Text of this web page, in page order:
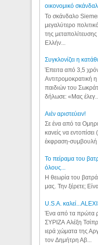
οικονομικό
Το σκάνδαλο
μεγαλύτερο
της
Ελλήν...
Συγκλονίζει η
Έπειτα από 3,5
Αντιτρομοκρατική
παιδιών του
δήλωσε: «Μας έλεγ...
Aιέν αριστεύειν!
Σε ένα από τα
κανείς να
έκφραση-συμβουλή
Το πείραμα του
όλους...
Η θεωρία του
μας. Την ξέρετε;
U.S.A.
Ένα από τα πρώτα
ΣΥΡΙΖΑ Αλέξη
ιερά χώματα της
τον Δημήτρη Αβ...